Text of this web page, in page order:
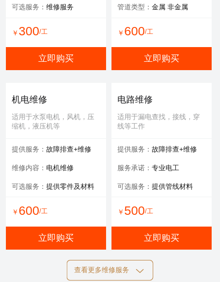
可选服务： 维修服务
￥ 300/工
立即购买
管道类型： 金属 非金属
￥ 600/工
立即购买
机电维修
适用于水泵电机，风机，压
缩机，液压机等
提供服务： 故障排查+维修
维修内容： 电机维修
可选服务： 提供零件及材料
￥ 600/工
立即购买
电路维修
适用于漏电查找，接线，穿
线等工作
提供服务： 故障排查+维修
服务承诺： 专业电工
可选服务： 提供管线材料
￥ 500/工
立即购买
膜清洗
查看更多维修服务